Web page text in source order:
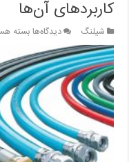
کاربردهای آن‌ها
شیلنگ دیدگاه‌هابرای
آشنایی
با
۷
نوع
شیلنگ
و
آن‌ها
بسته